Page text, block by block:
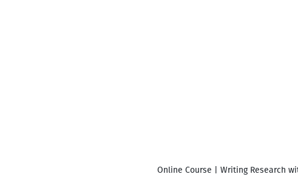
Online Course | Writing Research